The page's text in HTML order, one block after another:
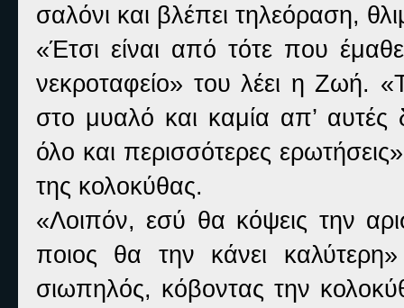
σαλόνι και βλέπει τηλεόραση,
«Έτσι είναι από τότε που
νεκροταφείο» του λέει η Ζωή.
στο μυαλό και καμία απ’
όλο και περισσότερες
της κολοκύθας.
«Λοιπόν, εσύ θα κόψεις την
ποιος θα την κάνει
σιωπηλός, κόβοντας την